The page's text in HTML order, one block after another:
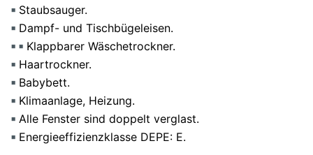
Staubsauger.
Dampf- und Tischbügeleisen.
Klappbarer Wäschetrockner.
Haartrockner.
Babybett.
Klimaanlage, Heizung.
Alle Fenster sind doppelt verglast.
Energieeffizienzklasse DEPE: E.